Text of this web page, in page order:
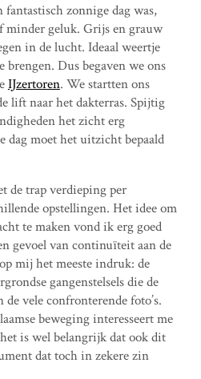
zonnige dag was,
minder geluk. Grijs en grauw
in de lucht. Ideaal weertje
brengen. Dus begaven we ons
IJzertoren. We startten ons
lift naar het dakterras. Spijtig
het zicht erg
dag moet het uitzicht bepaald
de trap verdieping per
opstellingen. Het idee om
te maken vond ik erg goed
gevoel van continuïteit aan de
mij het meeste indruk: de
gangenstelsels die de
vele confronterende foto’s.
beweging interesseert me
is wel belangrijk dat ook dit
dat toch in zekere zin